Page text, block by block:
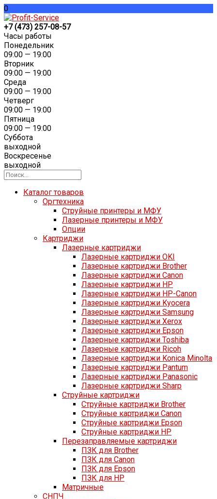
0
+7 (473) 257-08-57
Часы работы
Понедельник
09:00 — 19:00
Вторник
09:00 — 19:00
Среда
09:00 — 19:00
Четверг
09:00 — 19:00
Пятница
09:00 — 19:00
Суббота
выходной
Воскресенье
выходной
Каталог товаров
Оргтехника
Струйные принтеры и МФУ
Лазерные принтеры и МФУ
Опции
Картриджи
Лазерные картриджи
Лазерные картриджи OKI
Лазерные картриджи Brother
Лазерные картриджи Canon
Лазерные картриджи HP
Лазерные картриджи HP-Canon
Лазерные картриджи Kyocera
Лазерные картриджи Samsung
Лазерные картриджи Xerox
Лазерные картриджи Epson
Лазерные картриджи Toshiba
Лазерные картриджи Ricoh
Лазерные картриджи Konica Minolta
Лазерные картриджи Pantum
Лазерные картриджи Panasonic
Лазерные картриджи Sharp
Струйные картриджи
Струйные картриджи Brother
Струйные картриджи Canon
Струйные картриджи Epson
Струйные картриджи HP
Перезаправляемые картриджи
ПЗК для Brother
ПЗК для Canon
ПЗК для Epson
ПЗК для HP
Матричные
СНПЧ